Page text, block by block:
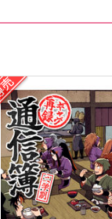
常夜の餞
ヒメムラサキ
935円（税込）
一期一振